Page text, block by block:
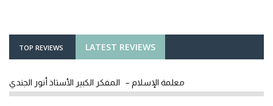
LATEST REVIEWS
TOP REVIEWS
معلمة الإسلام – المفكر الكبير الأستاذ أنور الجندي